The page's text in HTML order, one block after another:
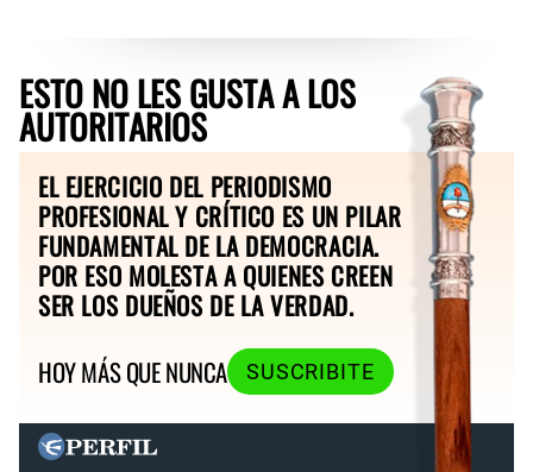
ESTO NO LES GUSTA A LOS
AUTORITARIOS
EL EJERCICIO DEL PERIODISMO
PROFESIONAL Y CRÍTICO ES UN PILAR
FUNDAMENTAL DE LA DEMOCRACIA.
POR ESO MOLESTA A QUIENES CREEN
SER LOS DUEÑOS DE LA VERDAD.
HOY MÁS QUE NUNCA
SUSCRIBITE